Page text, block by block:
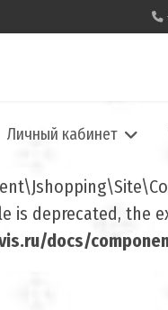
Личный кабинет
is deprecated, the
docs/